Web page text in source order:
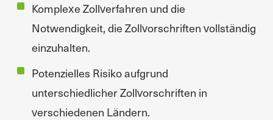
Komplexe Zollverfahren und die
Notwendigkeit, die Zollvorschriften vollständig
einzuhalten.
Potenzielles Risiko aufgrund
unterschiedlicher Zollvorschriften in
verschiedenen Ländern.